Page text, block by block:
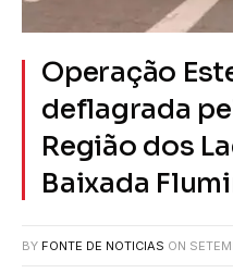
Operação
deflagrada
Região dos
Baixada
BY FONTE DE NOTICIAS ON